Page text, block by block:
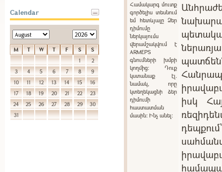
Calendar
M T W T F S
S
1
2
3
4 5 6 7 8
9
10
11 12 13 14 15
16
17
18 19 20 21 22
23
24
25 26 27 28 29
30
31
Համակարգ մուտք
գործելիս տեսնում
եմ հետևյալը Ձեր
դիմումը
ներկայումս
վերամշակվում է
ARMEPS
գնումների խմբի
կողմից: Դուք
կստանաք էլ.
նամակ, որը
կտեղեկացնի ձեր
դիմումի
հաստատման
մասին: Ինչ անել:
իսկ